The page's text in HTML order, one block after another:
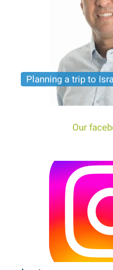
Planning a trip to
The video you must see
tour trip to Israel!
Our